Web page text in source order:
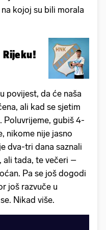
kojoj su bili morala
Rijeku!
povijest, da će naša
ali kad se sjetim
Poluvrijeme, gubiš 4-
nikome nije jasno
dva-tri dana saznali
ali tada, te večeri –
Pa se još dogodi
još razvuče u
Nikad više.